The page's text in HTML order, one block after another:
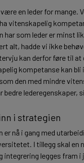
en leder for mange.
vitenskapelig
har som leder er minst
alt, hadde vi ikke
kan derfor føre til at
kompetanse kan
den med mindre
bedre lederegenskaper,
i strategien
er nå i gang med
I tillegg skal en
integrering legges fram i